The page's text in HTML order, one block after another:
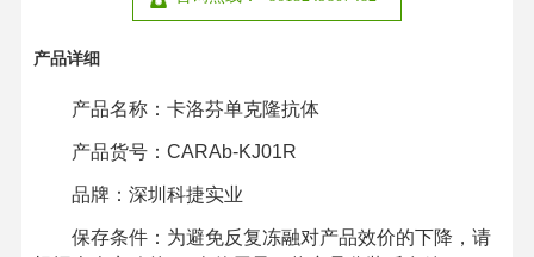
产品详细
产品名称：卡洛芬单克隆抗体
产品货号：CARAb-KJ01R
品牌：深圳科捷实业
保存条件：为避免反复冻融对产品效价的下降，请